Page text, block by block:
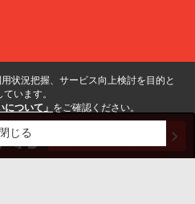
状況把握、サービス向上検討を目的と
います。
について」 をご確認ください。
閉じる